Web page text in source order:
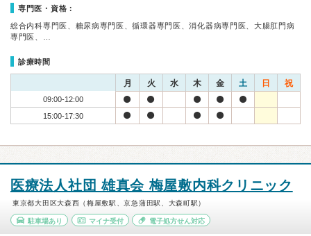
専門医・資格：
総合内科専門医、糖尿病専門医、循環器専門医、消化器病専門医、大腸肛門病
専門医、…
診療時間
月 火 水 木 金 土 日 祝
09:00-12:00
15:00-17:30
医療法人社団 雄真会 梅屋敷内科クリニック
東京都大田区大森西（梅屋敷駅、京急蒲田駅、大森町駅）
駐車場あり マイナ受付 電子処方せん対応